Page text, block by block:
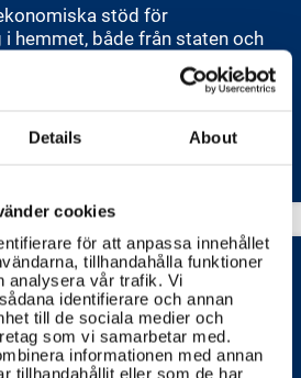
Details About
cookies
för att anpassa innehållet
tillhandahålla funktioner
analysera vår trafik. Vi
identifierare och annan
till de sociala medier och
som vi samarbetar med.
informationen med annan
tillhandahållit eller som de har
stöd för
hemmet, både från staten och
min
och göra mitt hem